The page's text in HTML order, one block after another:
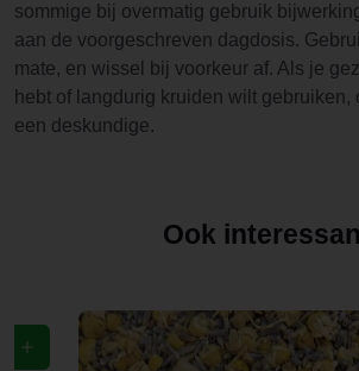
sommige bij overmatig gebruik
aan de voorgeschreven dagdosis.
mate, en wissel bij voorkeur af. Als je
hebt of langdurig kruiden wilt gebruiken,
een deskundige.
Ook